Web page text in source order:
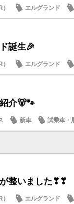
エルグランド
誕生🎉
エルグランド
介🐻🐾
新車 試乗車・
整いました❣❣
エルグランド